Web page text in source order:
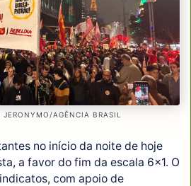
AGÊNCIA BRASIL
no início da noite de hoje
a favor do fim da escala 6x1. O
com apoio de